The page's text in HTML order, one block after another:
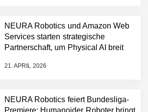
NEURA Robotics und Amazon Web
Services starten strategische
Partnerschaft, um Physical AI breit
21. APRIL 2026
NEURA Robotics feiert Bundesliga-
Premiere: Humanoider Roboter bringt
NEURA Robotics gibt
Rekordfinanzierung von
Dollar bekannt, um den
Plattform zu beschleunigen
NEURA Robotics und